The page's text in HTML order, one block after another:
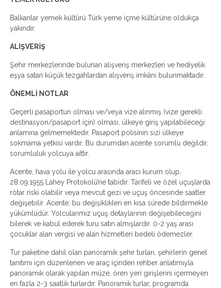
Balkanlar yemek kültürü Türk yeme içme kültürüne oldukça
yakındır.
ALIŞVERİŞ
Şehir merkezlerinde bulunan alışveriş merkezleri ve hediyelik
eşya satan küçük tezgahlardan alışveriş imkânı bulunmaktadır.
ÖNEMLİ NOTLAR
Geçerli pasaportun olması ve/veya vize alınmış (vize gerekli
destinasyon/pasaport için) olması, ülkeye giriş yapılabileceği
anlamına gelmemektedir. Pasaport polisinin sizi ülkeye
sokmama yetkisi vardır. Bu durumdan acente sorumlu değildir,
sorumluluk yolcuya aittir.
Acente, hava yolu ile yolcu arasında aracı kurum olup,
28.09.1955 Lahey Protokolü’ne tabidir. Tarifeli ve özel uçuşlarda
rötar riski olabilir veya mevcut gezi ve uçuş öncesinde saatler
değişebilir. Acente, bu değişiklikleri en kısa sürede bildirmekle
yükümlüdür. Yolcularımız uçuş detaylarının değişebileceğini
bilerek ve kabul ederek turu satın almışlardır. 0-2 yaş arası
çocuklar alan vergisi ve alan hizmetleri bedeli ödemezler.
Tur paketine dahil olan panoramik şehir turları, şehirlerin genel
tanıtımı için düzenlenen ve araç içinden rehber anlatımıyla
panoramik olarak yapılan müze, ören yeri girişlerini içermeyen
en fazla 2-3 saatlik turlardır. Panoramik turlar, programda